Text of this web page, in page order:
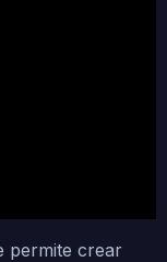
permite crear